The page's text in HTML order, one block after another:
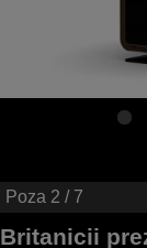
Poza 2 / 7
Britanicii